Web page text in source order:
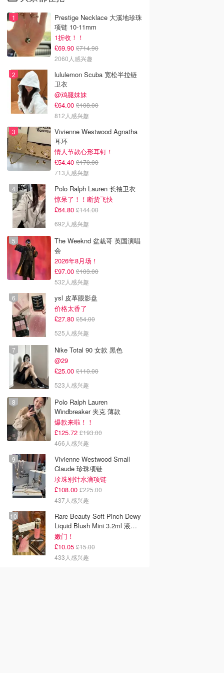
Prestige Necklace 大溪地珍珠
项链 10-11mm
1折收！！
£69.90 £714.90
2060人感兴趣
lululemon Scuba 宽松半拉链
卫衣
@鸡腿妹妹
£64.00 £108.00
812人感兴趣
Vivienne Westwood Agnatha
耳环
情人节款心形耳钉！
£54.40 £170.00
713人感兴趣
Polo Ralph Lauren 长袖卫衣
惊呆了！！断货飞快
£64.80 £144.00
692人感兴趣
The Weeknd 盆栽哥 英国演唱
会
2026年8月场！
£97.00 £103.00
532人感兴趣
ysl 皮革眼影盘
价格太香了
£27.80 £54.00
525人感兴趣
Nike Total 90 女款 黑色
@29
£25.00 £110.00
523人感兴趣
Polo Ralph Lauren
Windbreaker 夹克 薄款
爆款来啦！！
£125.72 £193.00
466人感兴趣
Vivienne Westwood Small
Claude 珍珠项链
珍珠别针水滴项链
£108.00 £225.00
437人感兴趣
Rare Beauty Soft Pinch Dewy
Liquid Blush Mini 3.2ml 液体
腮红
嫩门！
£10.05 £15.00
433人感兴趣